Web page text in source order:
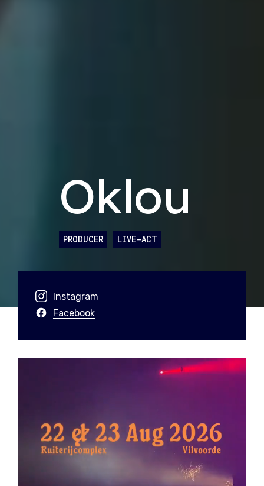
Oklou
PRODUCER LIVE-ACT
Instagram
Facebook